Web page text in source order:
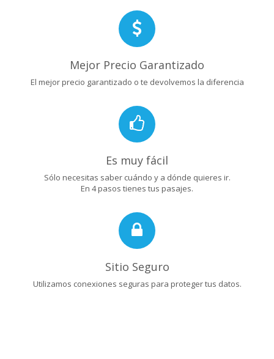
Mejor Precio Garantizado
El mejor precio garantizado o te devolvemos la diferencia
Es muy fácil
Sólo necesitas saber cuándo y a dónde quieres ir.
En 4 pasos tienes tus pasajes.
Sitio Seguro
Utilizamos conexiones seguras para proteger tus datos.